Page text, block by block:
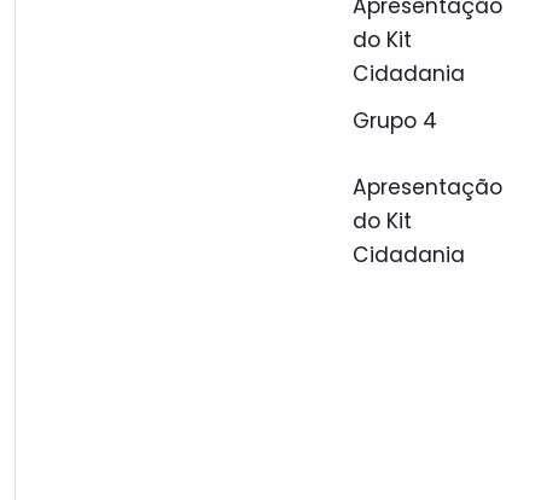
do Kit
Cidadania
Grupo 4
Apresentação
do Kit
Cidadania